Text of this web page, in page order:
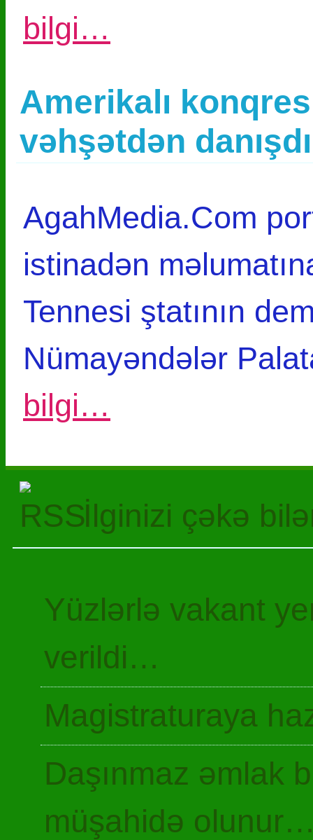
bilgi…
Amerikalı
vəhşətdən danışdı
AgahMedia.Com
istinadən
Tennesi ştatının
Nümayəndələr
bilgi…
İlginizi çəkə
Yüzlərlə vakant
verildi…
Magistraturaya
Daşınmaz əmlak
müşahidə